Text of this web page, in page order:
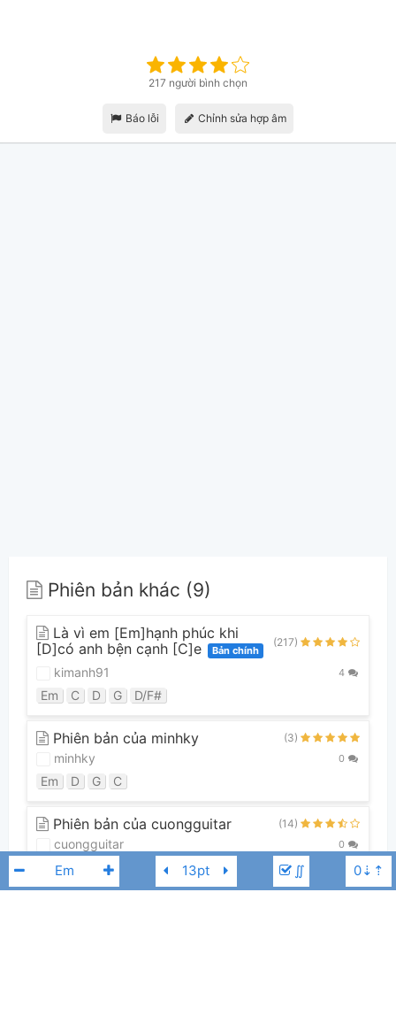
∬
217 người bình chọn
Báo lỗi Chỉnh sửa hợp âm
Phiên bản khác (9)
Là vì em [Em]hạnh phúc khi
[D]có anh bện cạnh [C]e
Bản chính
(217)
kimanh91 4
Em C D G D/F#
Phiên bản của minhky (3)
minhky 0
Em D G C
Phiên bản của cuongguitar (14)
cuongguitar 0
G E